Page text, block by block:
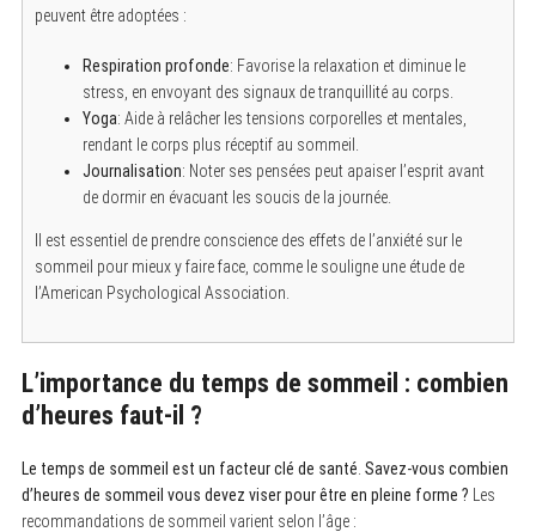
peuvent être adoptées :
Respiration profonde: Favorise la relaxation et diminue le
stress, en envoyant des signaux de tranquillité au corps.
Yoga: Aide à relâcher les tensions corporelles et mentales,
rendant le corps plus réceptif au sommeil.
Journalisation: Noter ses pensées peut apaiser l’esprit avant
de dormir en évacuant les soucis de la journée.
Il est essentiel de prendre conscience des effets de l’anxiété sur le
sommeil pour mieux y faire face, comme le souligne une étude de
l’American Psychological Association.
L’importance du temps de sommeil : combien
d’heures faut-il ?
Le temps de sommeil est un facteur clé de santé Savez-vous combien
d’heures de sommeil vous devez viser pour être en pleine forme ? Les
recommandations de sommeil varient selon l’âge :